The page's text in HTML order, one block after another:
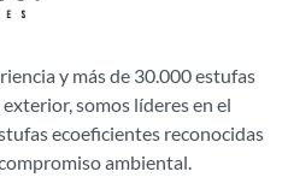
y más de 30.000 estufas
somos líderes en el
ecoeficientes reconocidas
ambiental.